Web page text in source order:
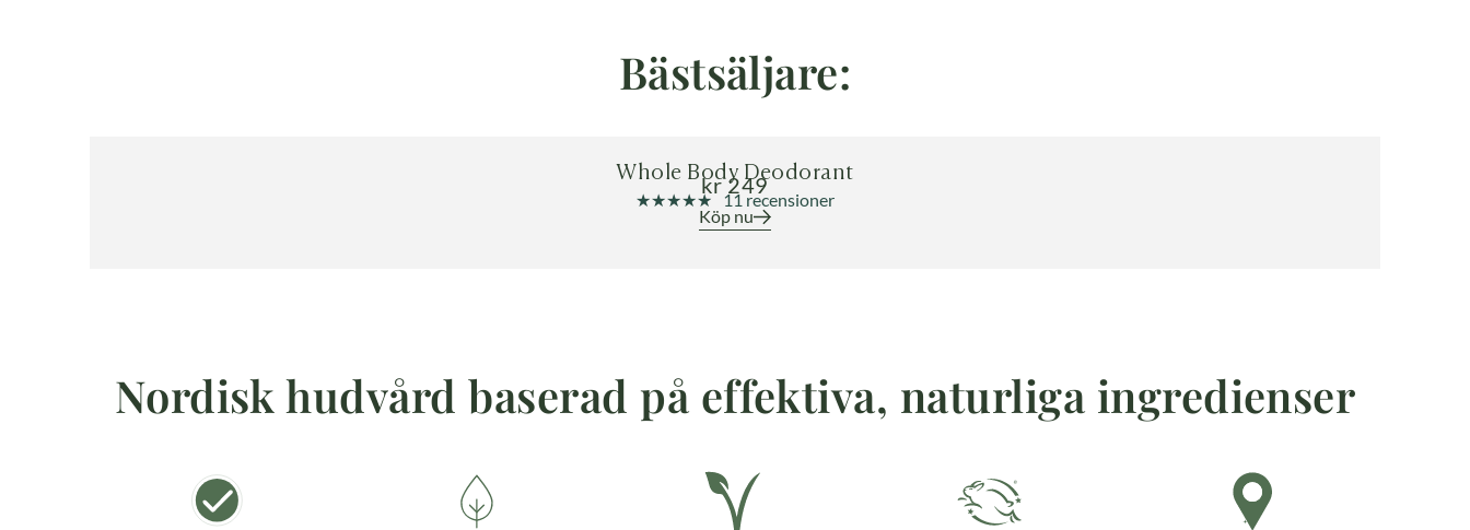
Bästsäljare:
Whole Body Deodorant
kr 249
★★★★★
★★★★★ 11 recensioner
Köp nu
Nordisk hudvård baserad på effektiva, naturliga ingredienser